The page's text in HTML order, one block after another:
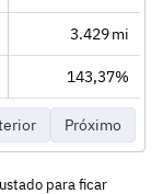
3.429 mi
143,37%
Próximo
para ficar